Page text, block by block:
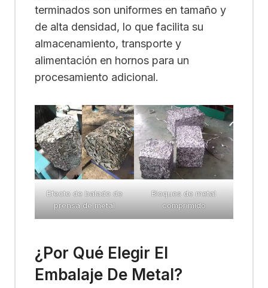
terminados son uniformes en tamaño y
de alta densidad, lo que facilita su
almacenamiento, transporte y
alimentación en hornos para un
procesamiento adicional.
Efecto de balado de
prensa de metal
Bloques de metal
comprimido
¿Por Qué Elegir El
Embalaje De Metal?